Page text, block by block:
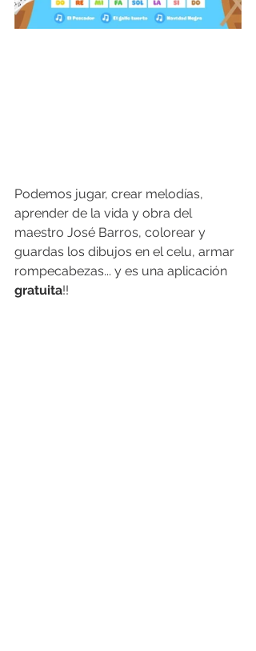
Podemos jugar, crear melodías,
aprender de la vida y obra del
maestro José Barros, colorear y
guardas los dibujos en el celu, armar
rompecabezas... y es una aplicación
gratuita!!